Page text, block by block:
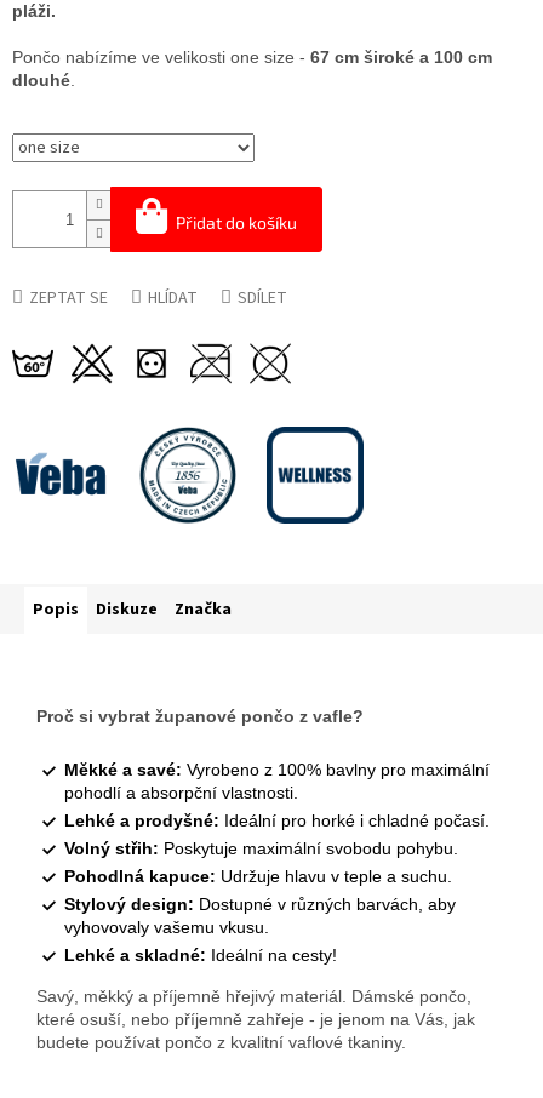
Přidat do košíku
pláži.
Pončo nabízíme ve velikosti one size - 67 cm široké a 100 cm
dlouhé.
ZEPTAT SE HLÍDAT SDÍLET
Popis Diskuze Značka
Proč si vybrat županové pončo z vafle?
Měkké a savé: Vyrobeno z 100% bavlny pro maximální
pohodlí a absorpční vlastnosti.
Lehké a prodyšné: Ideální pro horké i chladné počasí.
Volný střih: Poskytuje maximální svobodu pohybu.
Pohodlná kapuce: Udržuje hlavu v teple a suchu.
Stylový design: Dostupné v různých barvách, aby
vyhovovaly vašemu vkusu.
Lehké a skladné: Ideální na cesty!
Savý, měkký a příjemně hřejivý materiál. Dámské pončo,
které osuší, nebo příjemně zahřeje - je jenom na Vás, jak
budete používat pončo z kvalitní vaflové tkaniny.